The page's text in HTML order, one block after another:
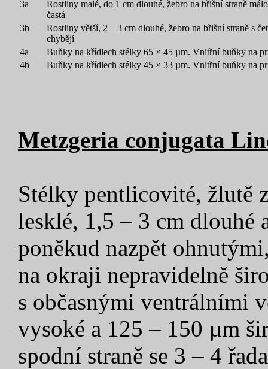
3a
Rostliny malé, do 1 cm dlouhé, žebro na břišní straně
častá
3b
Rostliny větší, 2 – 3 cm dlouhé, žebro na břišní straně s
chybějí
4a
Buňky na křídlech stélky 65 × 45 µm. Vnitřní buňky na
4b
Buňky na křídlech stélky 45 × 33 µm. Vnitřní buňky na
Metzgeria conjugata
Stélky pentlicovité, žlutě
lesklé, 1,5 – 3 cm dlouhé
poněkud nazpět
na okraji nepravidelně
s občasnými ventrálními
vysoké a 125 – 150 µm
spodní straně se 3 – 4